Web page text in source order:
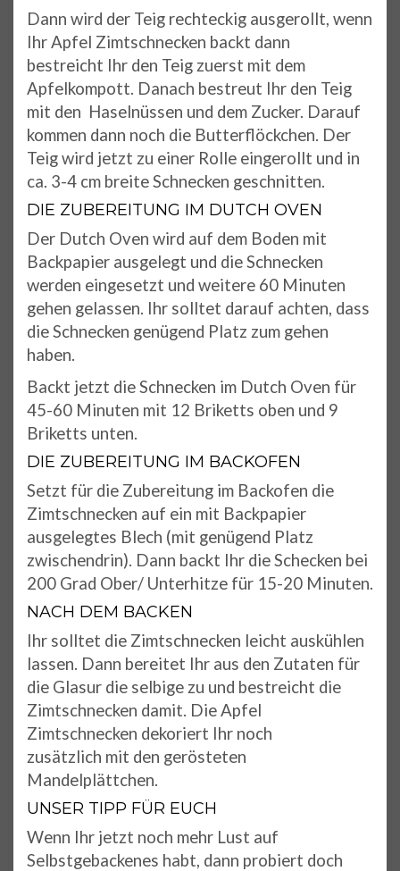
Dann wird der Teig rechteckig ausgerollt, wenn
Ihr Apfel Zimtschnecken backt dann
bestreicht Ihr den Teig zuerst mit dem
Apfelkompott. Danach bestreut Ihr den Teig
mit den Haselnüssen und dem Zucker. Darauf
kommen dann noch die Butterflöckchen. Der
Teig wird jetzt zu einer Rolle eingerollt und in
ca. 3-4 cm breite Schnecken geschnitten.
DIE ZUBEREITUNG IM DUTCH OVEN
Der Dutch Oven wird auf dem Boden mit
Backpapier ausgelegt und die Schnecken
werden eingesetzt und weitere 60 Minuten
gehen gelassen. Ihr solltet darauf achten, dass
die Schnecken genügend Platz zum gehen
haben.
Backt jetzt die Schnecken im Dutch Oven für
45-60 Minuten mit 12 Briketts oben und 9
Briketts unten.
DIE ZUBEREITUNG IM BACKOFEN
Setzt für die Zubereitung im Backofen die
Zimtschnecken auf ein mit Backpapier
ausgelegtes Blech (mit genügend Platz
zwischendrin). Dann backt Ihr die Schecken bei
200 Grad Ober/ Unterhitze für 15-20 Minuten.
NACH DEM BACKEN
Ihr solltet die Zimtschnecken leicht auskühlen
lassen. Dann bereitet Ihr aus den Zutaten für
die Glasur die selbige zu und bestreicht die
Zimtschnecken damit. Die Apfel
Zimtschnecken dekoriert Ihr noch
zusätzlich mit den gerösteten
Mandelplättchen.
UNSER TIPP FÜR EUCH
Wenn Ihr jetzt noch mehr Lust auf
Selbstgebackenes habt, dann probiert doch